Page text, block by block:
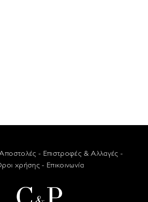
- Επιστροφές & Αλλαγές -
χρήσης- Επικοινωνία